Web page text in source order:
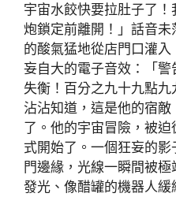
宇宙水餃快要拉肚子了
炮鎖定前離開！」話音
的酸氣猛地從店門口灌入
妄自大的電子音效：「
失衡！百分之九十九點
沾沾知道，這是他的宿
了。他的宇宙冒險，被
式開始了。一個狂妄的
門邊緣，光線一瞬間被
發光、像醋罐的機器人